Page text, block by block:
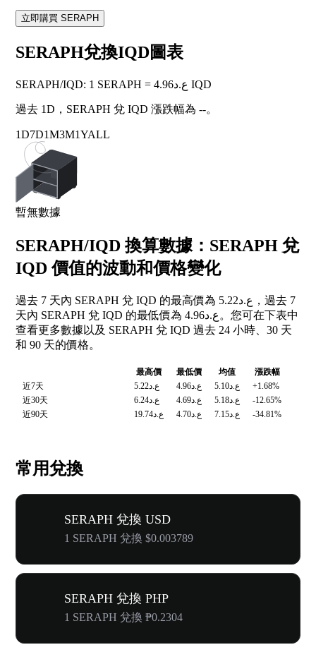
立即購買 SERAPH
SERAPH兌換IQD圖表
SERAPH/IQD: 1 SERAPH = ع.د4.96 IQD
過去 1D，SERAPH 兌 IQD 漲跌幅為 --。
1D7D1M3M1YALL
暫無數據
SERAPH/IQD 換算數據：SERAPH 兌
IQD 價值的波動和價格變化
過去 7 天內 SERAPH 兌 IQD 的最高價為 ع.د5.22，過去 7
天內 SERAPH 兌 IQD 的最低價為 ع.د4.96。您可在下表中
查看更多數據以及 SERAPH 兌 IQD 過去 24 小時、30 天
和 90 天的價格。
最高價 最低價 均值
漲跌幅
近7天
ع.د5.22 ع.د4.96 ع.د5.10
+1.68%
近30天
ع.د6.24 ع.د4.69 ع.د5.18
-12.65%
近90天
ع.د19.74 ع.د4.70 ع.د7.15 -34.81%
常用兌換
SERAPH 兌換 USD
1 SERAPH 兌換 $0.003789
SERAPH 兌換 PHP
1 SERAPH 兌換 ₱0.2304